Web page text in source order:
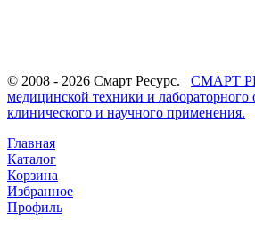
© 2008 - 2026 Смарт Ресурс. СМАРТ
медицинской техники и лабораторного
клинического и научного применения.
Главная
Каталог
Корзина
Избранное
Профиль